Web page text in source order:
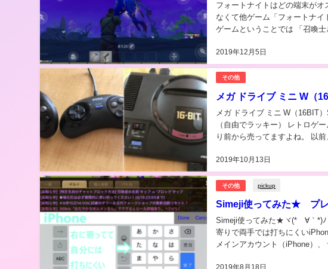
2019年12月5日
フォートナイトはどの端末がオススメ？ ばんばんば～ヾ(*´∀｀*)ﾉ 今回は
なくて他ゲーム「フォートナイト」のちょっと
ゲームということでは 「召喚
その他
メガ ドライブ ミニ W（
2019年10月13日
メガ ドライブ ミニ W（16BIT）SEGA レトロゲームソフトが入っているゲーム
（自由でラッキー） レトロゲ
り前から売ってますよね。 以
その他 pickup
Simeji使ってみた★ プレ
2019年8月18日
Simeji使ってみた★ヾ(*´∀｀*)ﾉ
寄りで両手では打ちにくいiPhoneデフォルトキーボー
メインアカウント（iPhone）